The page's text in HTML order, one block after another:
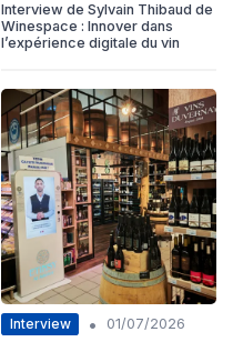
Interview de Sylvain Thibaud de
Winespace : Innover dans
l’expérience digitale du vin
Interview •
01/07/2026